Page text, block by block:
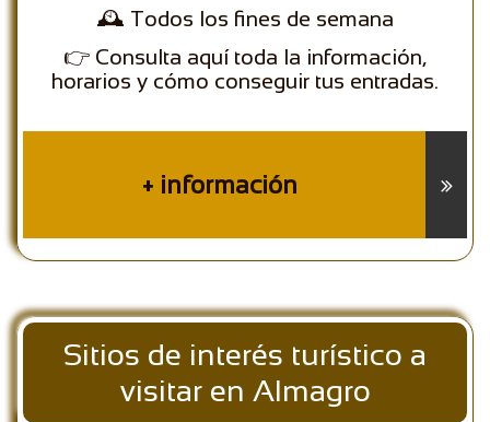
🕰️ Todos los fines de semana
👉 Consulta aquí toda la información,
horarios y cómo conseguir tus entradas.
+ información 
Sitios de interés turístico a
visitar en Almagro